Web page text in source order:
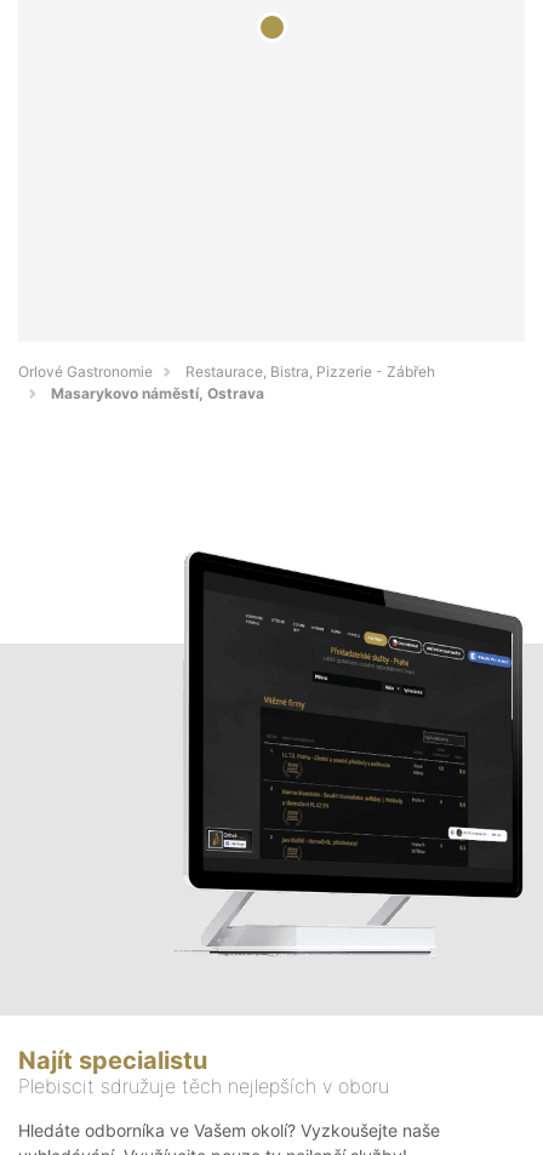
Orlové Gastronomie
Restaurace, Bistra, Pizzerie - Zábřeh
Masarykovo náměstí, Ostrava
Najít specialistu
Plebiscit sdružuje těch nejlepších v oboru
Hledáte odborníka ve Vašem okolí? Vyzkoušejte naše